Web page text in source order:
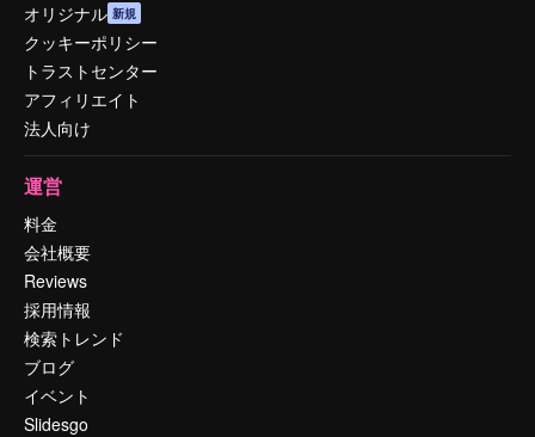
オリジナル 新規
クッキーポリシー
トラストセンター
アフィリエイト
法人向け
運営
料金
会社概要
Reviews
採用情報
検索トレンド
ブログ
イベント
Slidesgo